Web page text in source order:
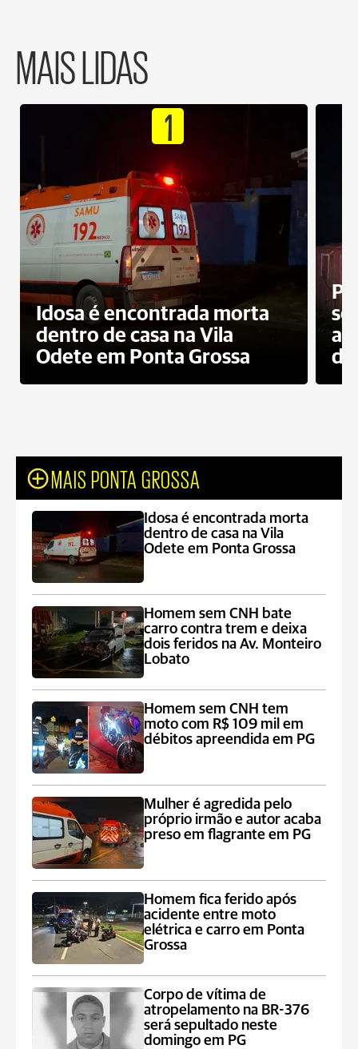
MAIS LIDAS
1
Idosa é encontrada morta
dentro de casa na Vila
Odete em Ponta Grossa
do
MAIS PONTA GROSSA
Idosa é encontrada morta
dentro de casa na Vila
Odete em Ponta Grossa
Homem sem CNH bate
carro contra trem e deixa
dois feridos na Av. Monteiro
Lobato
Homem sem CNH tem
moto com R$ 109 mil em
débitos apreendida em PG
Mulher é agredida pelo
próprio irmão e autor acaba
preso em flagrante em PG
Homem fica ferido após
acidente entre moto
elétrica e carro em Ponta
Grossa
Corpo de vítima de
atropelamento na BR-376
será sepultado neste
domingo em PG